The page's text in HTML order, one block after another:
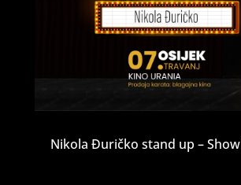
Nikola Đuričko stand up –